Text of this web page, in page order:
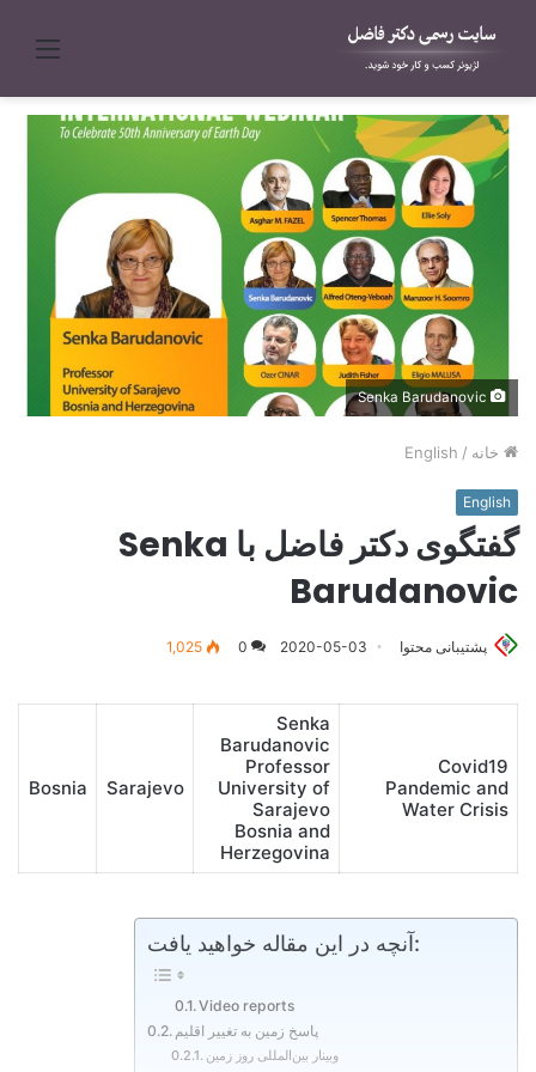
منو
خانه /
English
English
گفتگوی دکتر فاضل با Senka
Barudanovic
پشتیبانی محتوا 2020-05-03
0
1,025
Covid19
Pandemic and
Water Crisis
Senka
Barudanovic
Professor
University of
Sarajevo
Bosnia and
Herzegovina
Sarajevo
Bosnia
آنچه در این مقاله خواهید یافت:
Video reports
پاسخ‌ زمین به تغییر اقلیم
وبینار بین‌المللی روز زمین